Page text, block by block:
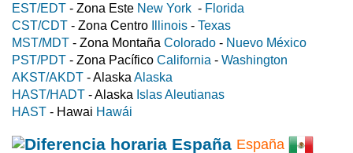
EST/EDT - Zona Este New York - Florida
CST/CDT - Zona Centro Illinois - Texas
MST/MDT - Zona Montaña Colorado - Nuevo México
PST/PDT - Zona Pacífico California - Washington
AKST/AKDT - Alaska Alaska
HAST/HADT - Alaska Islas Aleutianas
HAST - Hawai Hawái
España